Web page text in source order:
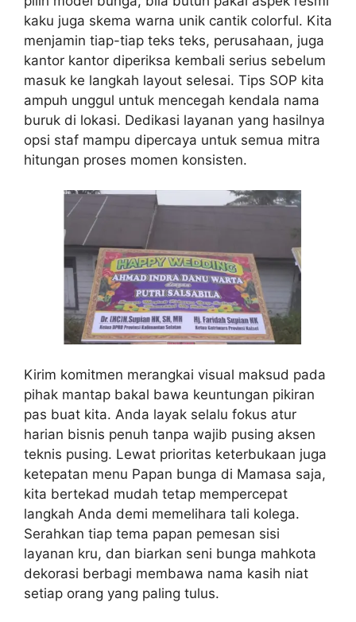
kaku juga skema warna unik cantik colorful. Kita
menjamin tiap-tiap teks teks, perusahaan, juga
kantor kantor diperiksa kembali serius sebelum
masuk ke langkah layout selesai. Tips SOP kita
ampuh unggul untuk mencegah kendala nama
buruk di lokasi. Dedikasi layanan yang hasilnya
opsi staf mampu dipercaya untuk semua mitra
hitungan proses momen konsisten.
Kirim komitmen merangkai visual maksud pada
pihak mantap bakal bawa keuntungan pikiran
pas buat kita. Anda layak selalu fokus atur
harian bisnis penuh tanpa wajib pusing aksen
teknis pusing. Lewat prioritas keterbukaan juga
ketepatan menu Papan bunga di Mamasa saja,
kita bertekad mudah tetap mempercepat
langkah Anda demi memelihara tali kolega.
Serahkan tiap tema papan pemesan sisi
layanan kru, dan biarkan seni bunga mahkota
dekorasi berbagi membawa nama kasih niat
setiap orang yang paling tulus.